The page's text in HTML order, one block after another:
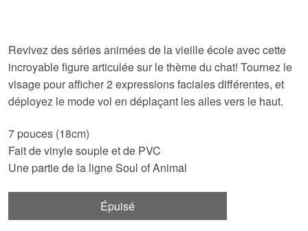
était :
€79.90.
est :
€30.67.
Revivez des séries animées de la vieille école avec cette
incroyable figure articulée sur le thème du chat! Tournez le
visage pour afficher 2 expressions faciales différentes, et
déployez le mode vol en déplaçant les ailes vers le haut.
7 pouces (18cm)
Fait de vinyle souple et de PVC
Une partie de la ligne Soul of Animal
Épuisé